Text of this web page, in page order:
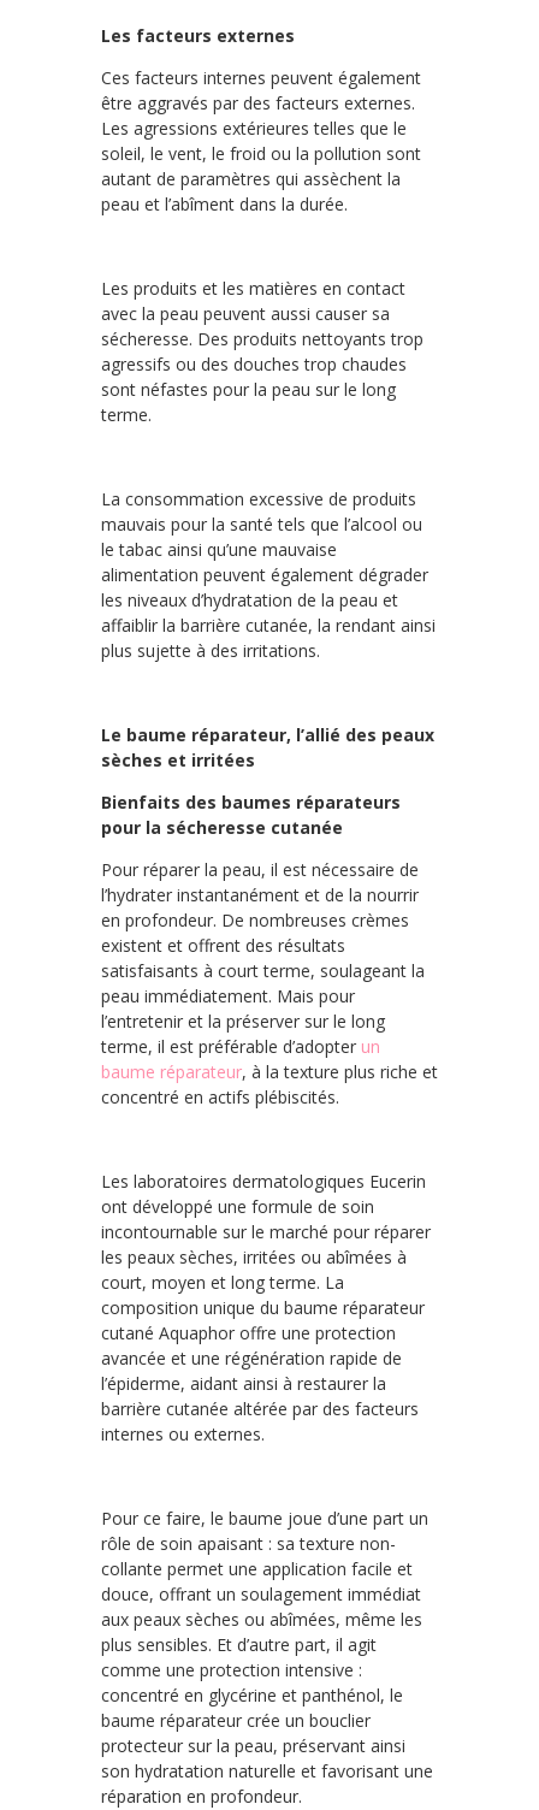
Les facteurs externes
Ces facteurs internes peuvent également
être aggravés par des facteurs externes.
Les agressions extérieures telles que le
soleil, le vent, le froid ou la pollution sont
autant de paramètres qui assèchent la
peau et l’abîment dans la durée.
Les produits et les matières en contact
avec la peau peuvent aussi causer sa
sécheresse. Des produits nettoyants trop
agressifs ou des douches trop chaudes
sont néfastes pour la peau sur le long
terme.
La consommation excessive de produits
mauvais pour la santé tels que l’alcool ou
le tabac ainsi qu’une mauvaise
alimentation peuvent également dégrader
les niveaux d’hydratation de la peau et
affaiblir la barrière cutanée, la rendant ainsi
plus sujette à des irritations.
Le baume réparateur, l’allié des peaux
sèches et irritées
Bienfaits des baumes réparateurs
pour la sécheresse cutanée
Pour réparer la peau, il est nécessaire de
l’hydrater instantanément et de la nourrir
en profondeur. De nombreuses crèmes
existent et offrent des résultats
satisfaisants à court terme, soulageant la
peau immédiatement. Mais pour
l’entretenir et la préserver sur le long
terme, il est préférable d’adopter un
baume réparateur, à la texture plus riche et
concentré en actifs plébiscités.
Les laboratoires dermatologiques Eucerin
ont développé une formule de soin
incontournable sur le marché pour réparer
les peaux sèches, irritées ou abîmées à
court, moyen et long terme. La
composition unique du baume réparateur
cutané Aquaphor offre une protection
avancée et une régénération rapide de
l’épiderme, aidant ainsi à restaurer la
barrière cutanée altérée par des facteurs
internes ou externes.
Pour ce faire, le baume joue d’une part un
rôle de soin apaisant : sa texture non-
collante permet une application facile et
douce, offrant un soulagement immédiat
aux peaux sèches ou abîmées, même les
plus sensibles. Et d’autre part, il agit
comme une protection intensive :
concentré en glycérine et panthénol, le
baume réparateur crée un bouclier
protecteur sur la peau, préservant ainsi
son hydratation naturelle et favorisant une
réparation en profondeur.